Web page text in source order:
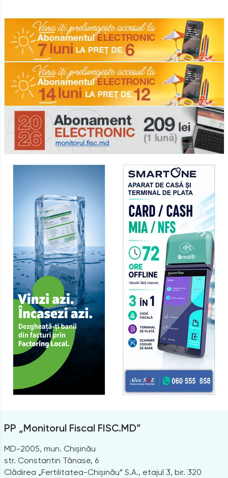
PP „Monitorul Fiscal FISC.MD”
MD-2005, mun. Chișinău
str. Constantin Tănase, 6
Clădirea „Fertilitatea-Chișinău” S.A., etajul 3, bir. 320